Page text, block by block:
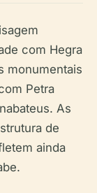
com Hegra
monumentais
Petra
As
de
ainda